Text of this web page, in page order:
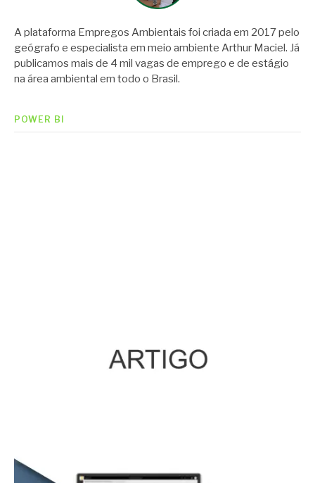
A plataforma Empregos Ambientais foi criada em 2017 pelo
geógrafo e especialista em meio ambiente Arthur Maciel. Já
publicamos mais de 4 mil vagas de emprego e de estágio
na área ambiental em todo o Brasil.
POWER BI